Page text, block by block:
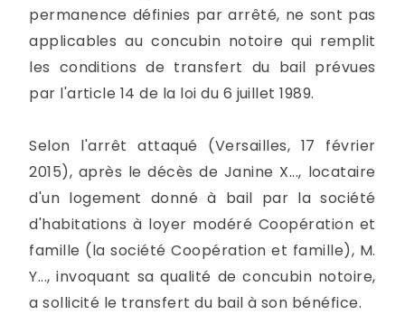
permanence définies par arrêté, ne sont pas
applicables au concubin notoire qui remplit
les conditions de transfert du bail prévues
par l'article 14 de la loi du 6 juillet 1989.
Selon l'arrêt attaqué (Versailles, 17 février
2015), après le décès de Janine X..., locataire
d'un logement donné à bail par la société
d'habitations à loyer modéré Coopération et
famille (la société Coopération et famille), M.
Y..., invoquant sa qualité de concubin notoire,
a sollicité le transfert du bail à son bénéfice.